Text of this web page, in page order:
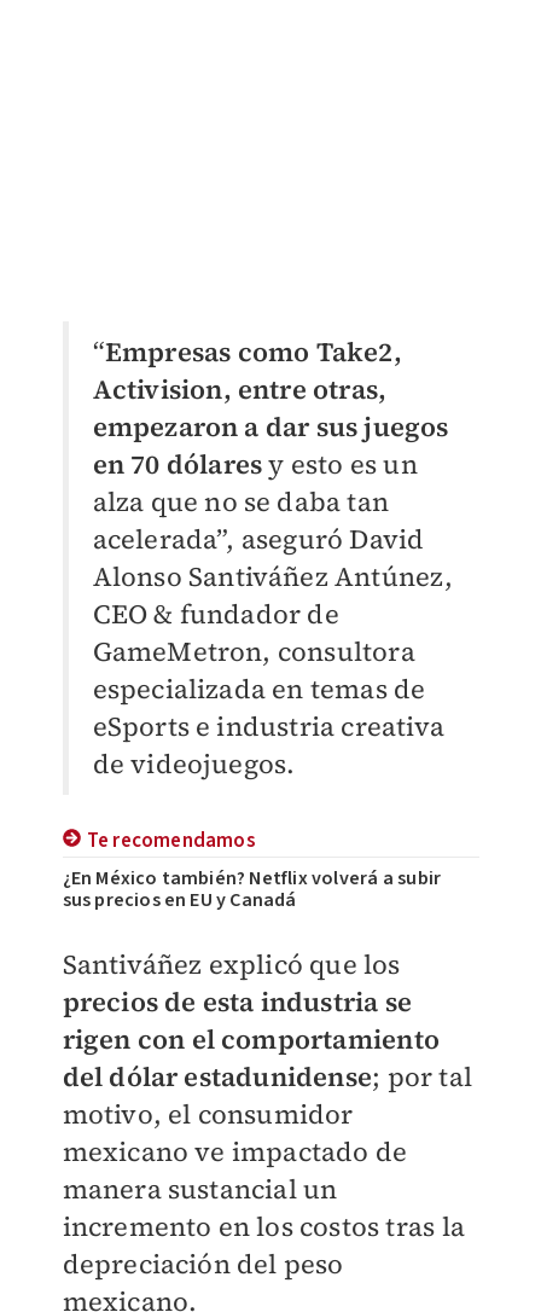
“Empresas como Take2,
Activision, entre otras,
empezaron a dar sus juegos
en 70 dólaresy esto es un
alza que no se daba tan
acelerada”, aseguró David
Alonso Santiváñez Antúnez,
CEO & fundador de
GameMetron, consultora
especializada en temas de
eSports e industria creativa
de videojuegos.
Te recomendamos
¿En México también? Netflix volverá a subir
sus precios en EU y Canadá
Santiváñez explicó que los
precios de esta industria se
rigen con el comportamiento
del dólar estadunidense; por tal
motivo, el consumidor
mexicano ve impactado de
manera sustancial un
incremento en los costos tras la
depreciación del peso
mexicano.